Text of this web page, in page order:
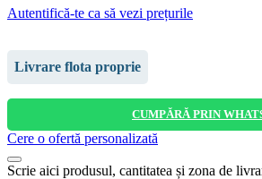
Autentifică-te ca să vezi prețurile
Livrare flota proprie
CUMPĂRĂ PRIN
Cere o ofertă personalizată
Company
Scrie aici produsul, cantitatea și zona de